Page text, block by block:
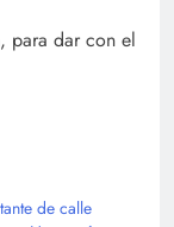
para dar con el
de calle